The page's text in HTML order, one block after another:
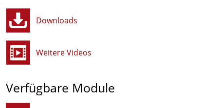
Downloads
Weitere Videos
Verfügbare Module